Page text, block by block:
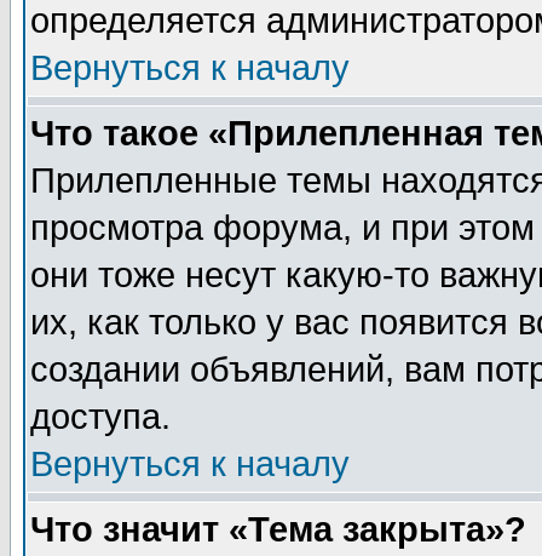
определяется
Вернуться к началу
Что такое «Прилепленная
Прилепленные темы
просмотра форума, и при
они тоже несут какую-то
их, как только у вас появится
создании объявлений, вам
доступа.
Вернуться к началу
Что значит «Тема закрыта»?